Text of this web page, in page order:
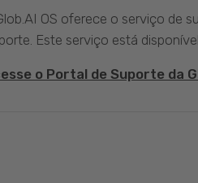
OS oferece o serviço de
Este serviço está
o Portal de Suporte da